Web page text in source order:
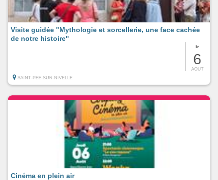
le
6
AOUT
Visite guidée "Mythologie et sorcellerie, une face cachée
de notre histoire"
SAINT-PEE-SUR-NIVELLE
Cinéma en plein air